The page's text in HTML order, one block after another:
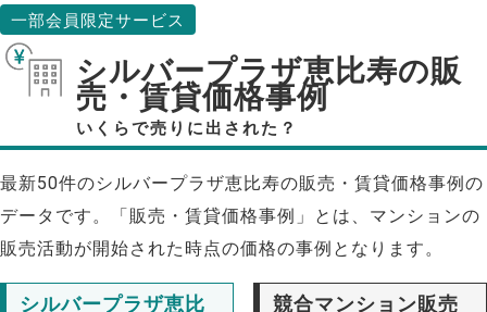
一部会員限定サービス
シルバープラザ恵比寿の販
売・賃貸価格事例
いくらで売りに出された？
最新50件のシルバープラザ恵比寿の販売・賃貸価格事例の
データです。「販売・賃貸価格事例」とは、マンションの
販売活動が開始された時点の価格の事例となります。
シルバープラザ恵比 競合マンション販売